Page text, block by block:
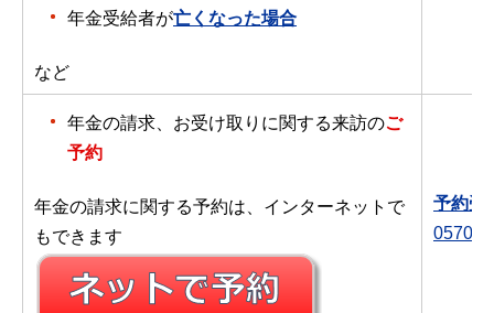
年金受給者が亡くなった場合
など
年金の請求、お受け取りに関する来訪のご
予約
年金の請求に関する予約は、インターネットで
もできます
予約受
0570-